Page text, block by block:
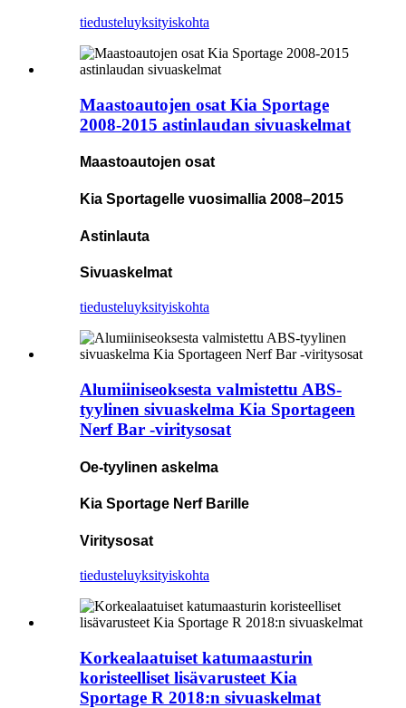
tiedusteluyksityiskohta
Maastoautojen osat Kia Sportage
2008-2015 astinlaudan sivuaskelmat
Maastoautojen osat
Kia Sportagelle vuosimallia 2008–2015
Astinlauta
Sivuaskelmat
tiedusteluyksityiskohta
Alumiiniseoksesta valmistettu ABS-
tyylinen sivuaskelma Kia Sportageen
Nerf Bar -viritysosat
Oe-tyylinen askelma
Kia Sportage Nerf Barille
Viritysosat
tiedusteluyksityiskohta
Korkealaatuiset katumaasturin
koristeelliset lisävarusteet Kia
Sportage R 2018:n sivuaskelmat